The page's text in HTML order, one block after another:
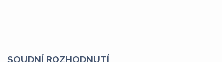
SOUDNÍ ROZHODNUTÍ